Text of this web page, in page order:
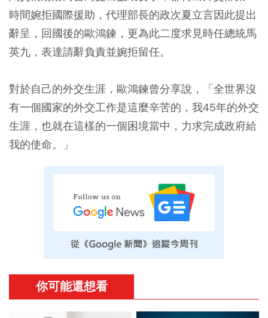
時間婉拒國際援助，代理部長的政次夏立言因此提出
辭呈，回國後的歐鴻鍊，更為此二度求見時任總統馬
英九，表達請辭負責並婉拒留任。
對於自己的外交生涯，歐鴻鍊曾分享說，「全世界沒
有一個國家的外交工作是這麼辛苦的，我45年的外交
生涯，也就在這樣的一個困境當中，力求完成政府給
我的使命。」